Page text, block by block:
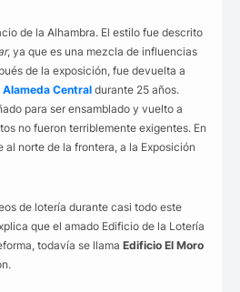
de la Alhambra. El estilo fue descrito
, ya que es una mezcla de influencias
de la exposición, fue devuelta a
Alameda Central durante 25 años.
para ser ensamblado y vuelto a
no fueron terriblemente exigentes. En
norte de la frontera, a la Exposición
de lotería durante casi todo este
que el amado Edificio de la Lotería
todavía se llama Edificio El Moro